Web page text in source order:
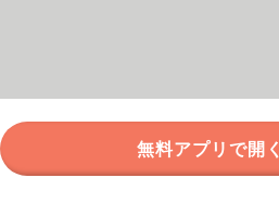
無料アプリで開く